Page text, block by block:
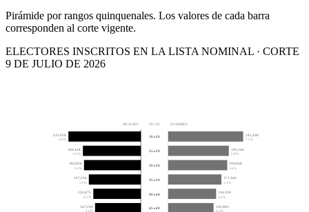
Pirámide por rangos quinquenales. Los valores de cada barra
corresponden al corte vigente.
ELECTORES INSCRITOS EN LA LISTA NOMINAL · CORTE
9 DE JULIO DE 2026
MUJERES EDAD HOMBRES
232,950
6.9%
241,208
7.2%
18 a 24
186,428
5.5%
195,144
5.8%
25 a 29
182,834
5.4%
190,048
5.6%
30 a 34
167,236
5.0%
171,340
5.1%
35 a 39
152,875
4.5%
154,339
4.6%
40 a 44
147,294
4.4%
145,983
4.3%
45 a 49